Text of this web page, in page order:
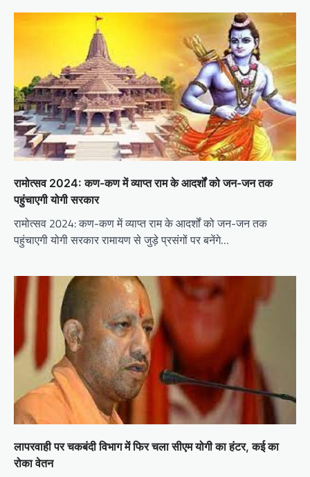
रामोत्सव 2024: कण-कण में व्याप्त राम के आदर्शों को जन-जन तक
पहुंचाएगी योगी सरकार
रामोत्सव 2024: कण-कण में व्याप्त राम के आदर्शों को जन-जन तक
पहुंचाएगी योगी सरकार रामायण से जुड़े प्रसंगों पर बनेंगे…
लापरवाही पर चकबंदी विभाग में फिर चला सीएम योगी का हंटर, कई का
रोका वेतन